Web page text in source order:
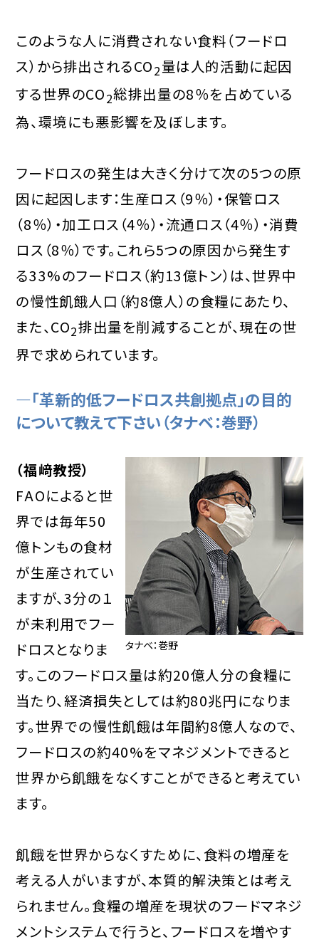
このような人に消費されない食料（フードロ
ス）から排出されるCO2量は人的活動に起因
する世界のCO2総排出量の8％を占めている
為、環境にも悪影響を及ぼします。
フードロスの発生は大きく分けて次の5つの原
因に起因します：生産ロス（9％）・保管ロス
（8％）・加工ロス（4％）・流通ロス（4％）・消費
ロス（8％）です。これら5つの原因から発生す
る33%のフードロス（約13億トン）は、世界中
の慢性飢餓人口（約8億人）の食糧にあたり、
また、CO2排出量を削減することが、現在の世
界で求められています。
―「革新的低フードロス共創拠点」の目的
について教えて下さい（タナベ：巻野）
タナベ：巻野
（福﨑教授）
FAOによると世
界では毎年50
億トンもの食材
が生産されてい
ますが、3分の１
が未利用でフー
ドロスとなりま
す。このフードロス量は約20億人分の食糧に
当たり、経済損失としては約80兆円になりま
す。世界での慢性飢餓は年間約8億人なので、
フードロスの約40%をマネジメントできると
世界から飢餓をなくすことができると考えてい
ます。
飢餓を世界からなくすために、食料の増産を
考える人がいますが、本質的解決策とは考え
られません。食糧の増産を現状のフードマネジ
メントシステムで行うと、フードロスを増やす